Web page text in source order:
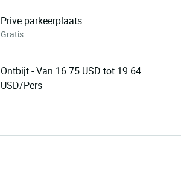
Prive parkeerplaats
Gratis
Ontbijt - Van 16.75 USD tot 19.64
USD/Pers